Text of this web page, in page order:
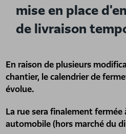
mise en place
de livraison
En raison de plusieurs
chantier, le calendrier de
évolue.
La rue sera finalement fermée
automobile (hors marché du